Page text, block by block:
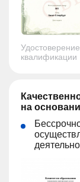
квалификации
на